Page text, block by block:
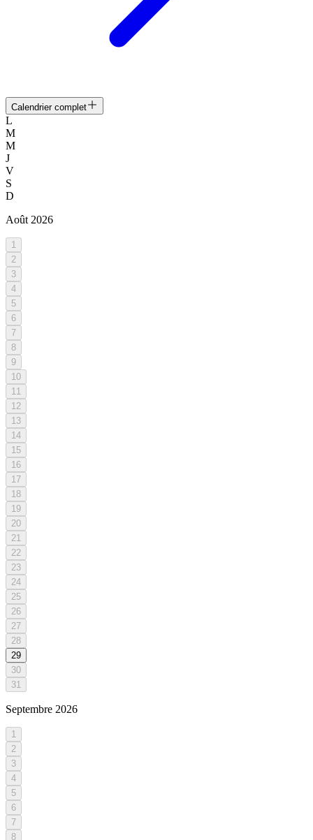
Calendrier complet
L
M
M
J
V
S
D
Août 2026
1
2
3
4
5
6
7
8
9
10
11
12
13
14
15
16
17
18
19
20
21
22
23
24
25
26
27
28
29
30
31
Septembre 2026
1
2
3
4
5
6
7
8